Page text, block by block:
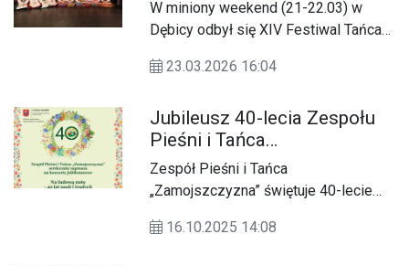
W miniony weekend (21-22.03) w
Dębicy odbył się XIV Festiwal Tańca
sukcesami wrócił Zespół Pieśni i
23.03.2026 16:04
Jubileusz 40-lecia Zespołu
Pieśni i Tańca
“Zamojszczyzna”
Zespół Pieśni i Tańca
„Zamojszczyzna” świętuje 40-lecie
tylko koncerty i uroczystości, ale
16.10.2025 14:08